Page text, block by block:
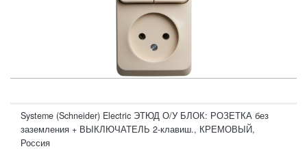
Systeme (Schneider) Electric ЭТЮД О/У БЛОК: РОЗЕТКА без
заземления + ВЫКЛЮЧАТЕЛЬ 2-клавиш., КРЕМОВЫЙ,
Россия